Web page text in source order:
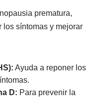
prematura,
los síntomas y mejorar
Ayuda a reponer los
D: Para prevenir la